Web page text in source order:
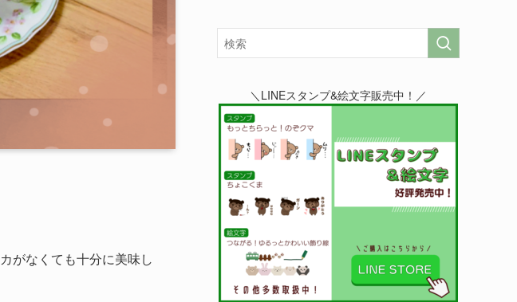
がなくても十分に美味し
＼LINEスタンプ&絵文字販売中！／